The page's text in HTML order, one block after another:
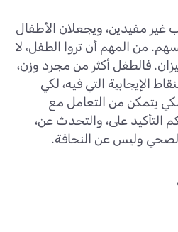
غير مفيدين، ويجعلان الأطفال
من المهم أن تروا الطفل، لا
فالطفل أكثر من مجرد وزن،
الإيجابية التي فيه، لكي
يتمكن من التعامل مع
التأكيد على، والتحدث عن،
وليس عن النحافة.